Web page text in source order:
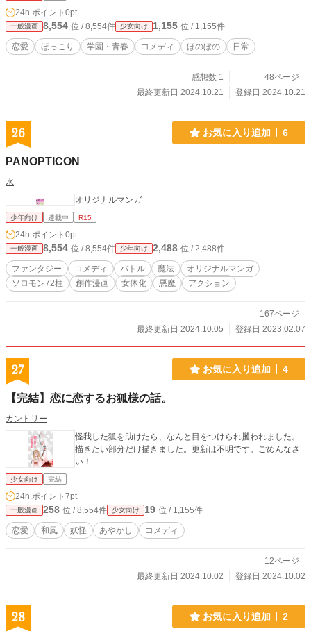
24h.ポイント 0pt
一般漫画 8,554 位 / 8,554件 少女向け 1,155 位 / 1,155件
恋愛 ほっこり 学園・青春 コメディ ほのぼの 日常
感想数 1
48ページ
最終更新日 2024.10.21
登録日 2024.10.21
26 お気に入り追加 6
PANOPTICON
水
オリジナルマンガ
少年向け 連載中 R15
24h.ポイント 0pt
一般漫画 8,554 位 / 8,554件 少年向け 2,488 位 / 2,488件
ファンタジー コメディ バトル 魔法
オリジナルマンガ
ソロモン72柱
創作漫画 女体化 悪魔 アクション
167ページ
最終更新日 2024.10.05
登録日 2023.02.07
27 お気に入り追加 4
【完結】恋に恋するお狐様の話。
カントリー
怪我した狐を助けたら、なんと目をつけられ攫われました。
描きたい部分だけ描きました。更新は不明です。ごめんなさ
い！
少女向け 完結
24h.ポイント 7pt
一般漫画 258 位 / 8,554件 少女向け 19 位 / 1,155件
恋愛 和風 妖怪 あやかし コメディ
12ページ
最終更新日 2024.10.02
登録日 2024.10.02
28 お気に入り追加 2